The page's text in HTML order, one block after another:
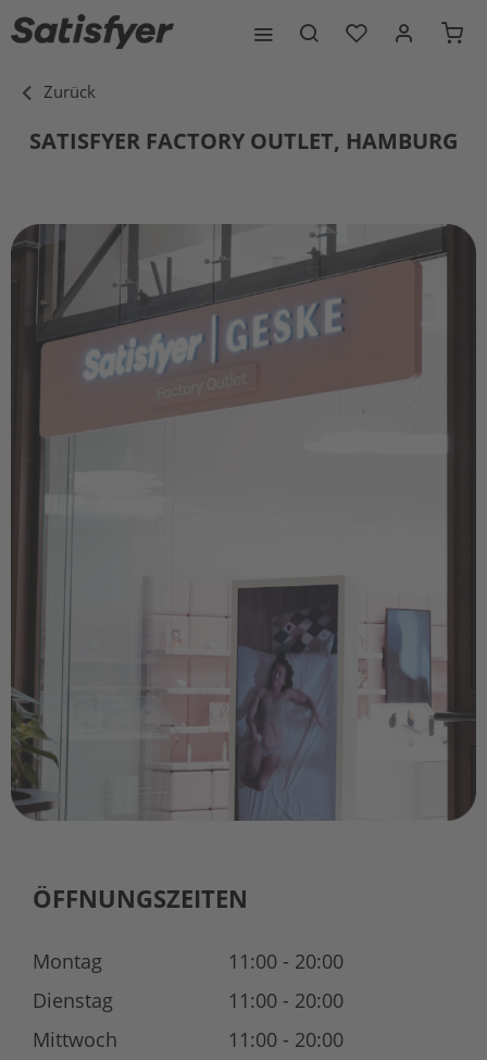
Zurück
SATISFYER FACTORY OUTLET, HAMBURG
ÖFFNUNGSZEITEN
Montag
Dienstag
Mittwoch
11:00 - 20:00
11:00 - 20:00
11:00 - 20:00